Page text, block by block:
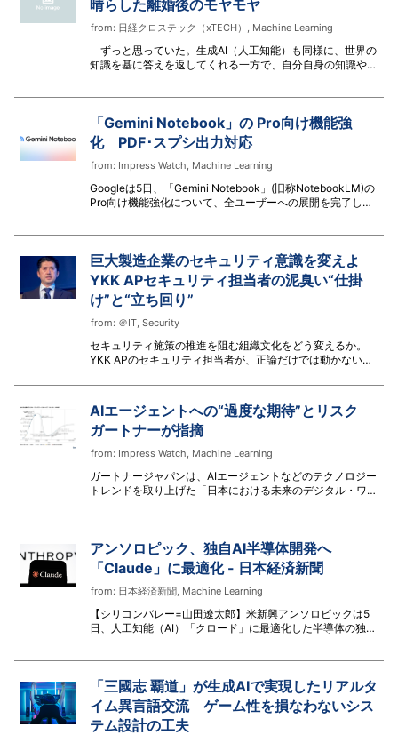
び、満足、幸福など、商品価値の根拠を共通尺度では計測し
にくい商品。 エージェントコマース時代は「比較可能な価
をAIエージェントに委託するよう
晴らした離婚後のモヤモヤ
from: 日経クロステック（xTECH） , Machine Learning
ずっと思っていた。生成AI（人工知能）も同様に、世界の
知識を基に答えを返してくれる一方で、自分自身の知識や考
「Gemini Notebook」の Pro向け機能強
化 PDF･スプシ出力対応
from: Impress Watch, Machine Learning
Googleは5日、「Gemini Notebook」(旧称NotebookLM)の
Pro向け機能強化について、全ユーザーへの展開を完了し
巨大製造企業のセキュリティ意識を変えよ
YKK APセキュリティ担当者の泥臭い“仕掛
け”と“立ち回り”
from: ＠IT, Security
セキュリティ施策の推進を阻む組織文化をどう変えるか。
YKK APのセキュリティ担当者が、正論だけでは動かない組
裸々に話した。
AIエージェントへの“過度な期待”とリスク
ガートナーが指摘
from: Impress Watch, Machine Learning
ガートナージャパンは、AIエージェントなどのテクノロジー
トレンドを取り上げた「日本における未来のデジタル・ワー
アンソロピック、独自AI半導体開発へ
「Claude」に最適化 - 日本経済新聞
from: 日本経済新聞, Machine Learning
【シリコンバレー=山田遼太郎】米新興アンソロピックは5
日、人工知能（AI）「クロード」に最適化した半導体の独自
モデルの共同設計によってクロードをより速く、効率よく動
かすことが可能になる」と述べた。米エヌビディアなど外部
からの半導体
「三國志 覇道」が生成AIで実現したリアルタ
イム異言語交流 ゲーム性を損なわないシス
テム設計の工夫